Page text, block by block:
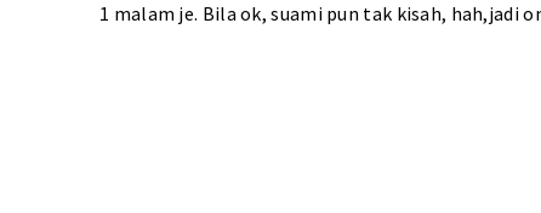
1 malam je. Bila ok, suami pun tak kisah, hah,jadi